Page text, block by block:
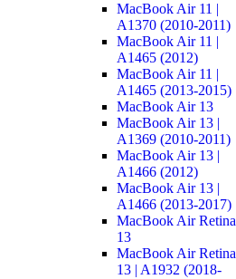
MacBook Air 11 |
A1370 (2010-2011)
MacBook Air 11 |
A1465 (2012)
MacBook Air 11 |
A1465 (2013-2015)
MacBook Air 13
MacBook Air 13 |
A1369 (2010-2011)
MacBook Air 13 |
A1466 (2012)
MacBook Air 13 |
A1466 (2013-2017)
MacBook Air Retina
13
MacBook Air Retina
13 | A1932 (2018-